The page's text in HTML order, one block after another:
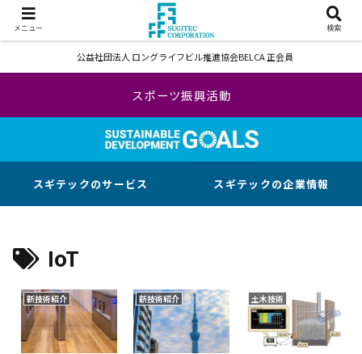
公益社団法人 ロングライフビル推進協会BELCA 正会員
スポーツ振興活動
スギテックのサービス スギテックの企業情報
IoT
新技術紹介 新技術紹介 土木技術
メニュー 検索